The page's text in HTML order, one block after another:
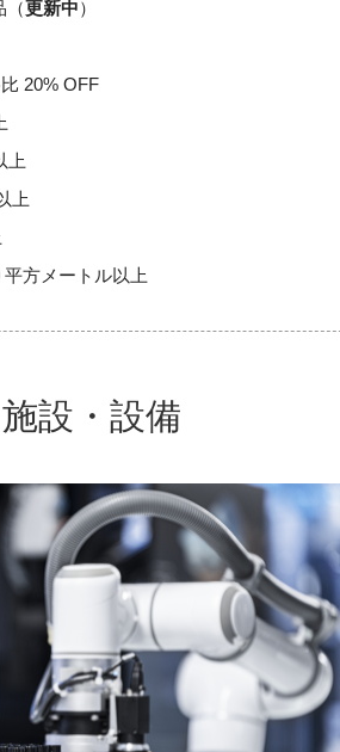
（更新中）
20% OFF
上
上
平方メートル以上
施設・設備